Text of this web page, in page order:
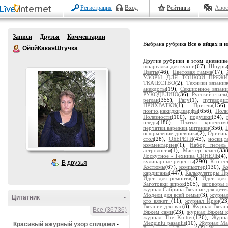
Регистрация Вход Рейтинги
Записи Друзья
Комментарии
ОйойКакаяШтучка
В друзья
-
Цитатник
Все (36736)
Красивый ажурный узор спицами -
Выбрана рубрика Все о яйцах и
Другие рубрики в этом
шпаргалка для кухни(67), Шнуры
Цветы(46), Цветовая гамма(17),
УЗОРЫ ДЛЯ ТОНКОЙ
ТКАЧЕСТВО(2), Техники вязания
анекдоты(19),Секционное
РУКОДЕЛИЮ(36), Русский стиль
реглан(355), Рагу(1),
ПРИХВАТКИ(1), Притчи
пончо,накидки,шарфы(656),
Полезности(100), подушки(34),
пледы(186),Платья крючком.
перчатки.варежки,митенки(356),
оформление дневника(2),
стол(28), ОБЕРЕГИ(43),
комментариев(1),Набор
астрология(1),Мастер класс
Лоскутное - Техника СИНЕЛЬ
кулинарные рецепты(290),Кто
Костюмы(67),компьютер(130),
кардиганы(447),Калькуляторы
Идеи для ремонта(2), Идеи для
Заготовки впрок(505),заговоры
журнал Сабрина Вязание для
Модели для всей семьи(3),
кто вяжет (11),журнал Ирэн
Вязание для вас(8),Журнал
Вяжем сами(23),журнал Вяжем
журнал The Knitter(126),
Mezginiu pasaulis(10), Журнал